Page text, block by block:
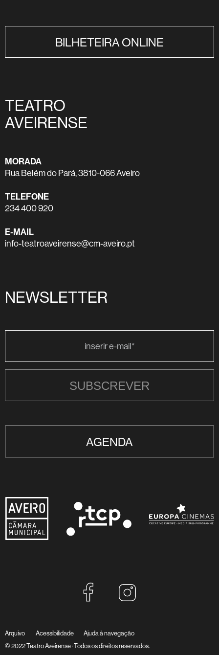
BILHETEIRA ONLINE
TEATRO
AVEIRENSE
MORADA
Rua Belém do Pará, 3810-066 Aveiro
TELEFONE
234 400 920
E-MAIL
info-teatroaveirense@cm-aveiro.pt
NEWSLETTER
SUBSCREVER
AGENDA
© 2022 Teatro Aveirense · Todos os direitos reservados.
Arquivo Acessibilidade Ajuda à navegação